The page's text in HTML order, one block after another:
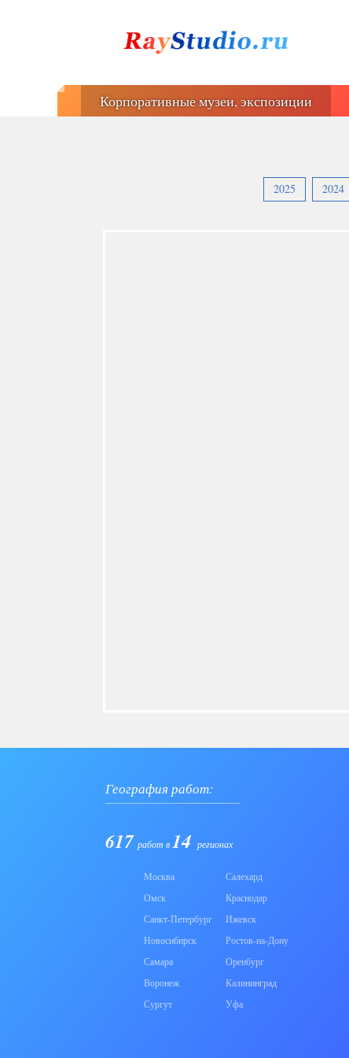
Корпоративные музеи, экспозиции
2025 2024
География работ:
617 работ в 14 регионах
Москва
Омск
Санкт-Петербург
Новосибирск
Самара
Воронеж
Сургут
Салехард
Краснодар
Ижевск
Ростов-на-Дону
Оренбург
Калининград
Уфа